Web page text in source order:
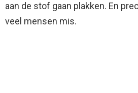
aan de stof gaan plakken. En
veel mensen mis.